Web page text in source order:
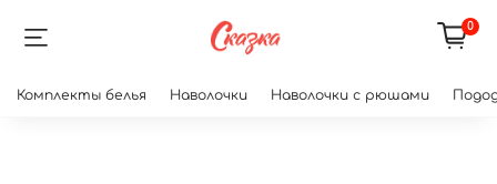
0
Комплекты белья Наволочки Наволочки с рюшами